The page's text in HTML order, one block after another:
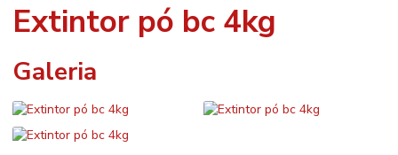
Extintor pó bc 4kg
Galeria